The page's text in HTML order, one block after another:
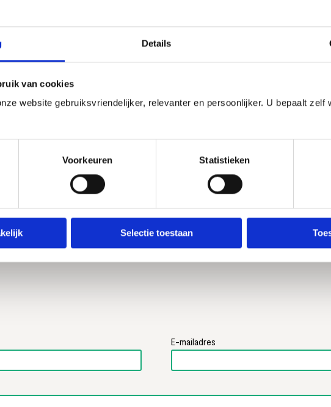
Details
van cookies
website gebruiksvriendelijker, relevanter en persoonlijker. U bepaalt zelf
Voorkeuren Statistieken
Selectie toestaan
0% (0)
0% (0)
I recommend
Geweldig
Speaker voelt stevig aan, batterij gaat lang mee. en belangrijkste
speaker produceert een heerlijk vol geluid, dat je eigenlijk niet
speaker van dit formaat.
E-mailadres